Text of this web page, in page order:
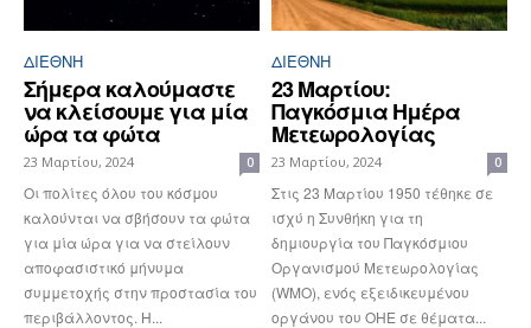
ΔΙΕΘΝΉ
Σήμερα καλούμαστε
να κλείσουμε για μία
ώρα τα φώτα
23 Μαρτίου, 2024 0
Οι πολίτες όλου του κόσμου
καλούνται να σβήσουν τα φώτα
για μία ώρα για να στείλουν
αποφασιστικό μήνυμα
συμμετοχής στην προστασία του
περιβάλλοντος. Η...
ΔΙΕΘΝΉ
23 Μαρτίου:
Παγκόσμια Ημέρα
Μετεωρολογίας
23 Μαρτίου, 2024 0
Στις 23 Μαρτίου 1950 τέθηκε σε
ισχύ η Συνθήκη για τη
δημιουργία του Παγκόσμιου
Οργανισμού Μετεωρολογίας
(WMO), ενός εξειδικευμένου
οργάνου του ΟΗΕ σε θέματα...